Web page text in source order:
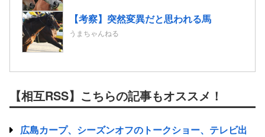
【考察】突然変異だと思われる馬
うまちゃんねる
【相互RSS】こちらの記事もオススメ！
広島カープ、シーズンオフのトークショー、テレビ出